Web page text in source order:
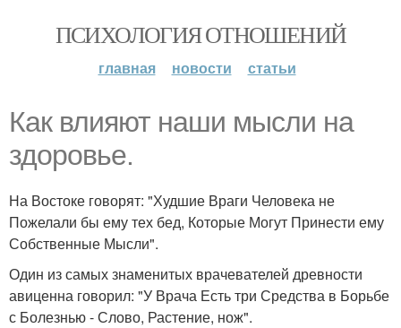
ПСИХОЛОГИЯ ОТНОШЕНИЙ
главная новости статьи
Как влияют наши мысли на
здоровье.
На Востоке говорят: "Худшие Враги Человека не
Пожелали бы ему тех бед, Которые Могут Принести ему
Собственные Мысли".
Один из самых знаменитых врачевателей древности
авиценна говорил: "У Врача Есть три Средства в Борьбе
с Болезнью - Слово, Растение, нож".